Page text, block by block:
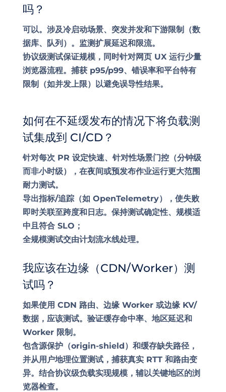
吗？
可以。涉及冷启动场景、突发并发和下游限制（数
据库、队列）。监测扩展延迟和限流。
协议级测试保证规模，同时针对网页 UX 运行少量
浏览器流程。捕获 p95/p99、错误率和平台特有
限制（如并发上限）以避免误导性结果。
如何在不延缓发布的情况下将负载测
试集成到 CI/CD？
针对每次 PR 设定快速、针对性场景门控（分钟级
而非小时级），在夜间或预发布作业运行更大范围
耐力测试。
导出指标/追踪（如 OpenTelemetry），使失败
即时关联至跨度和日志。保持测试确定性、规模适
中且符合 SLO；
全规模测试交由计划流水线处理。
我应该在边缘（CDN/Worker）测
试吗？
如果使用 CDN 路由、边缘 Worker 或边缘 KV/
数据，应该测试。验证缓存命中率、地区延迟和
Worker 限制。
包含源保护（origin-shield）和缓存缺失路径，
并从用户地理位置测试，捕获真实 RTT 和路由变
异。结合协议级负载实现规模，辅以关键地区的浏
览器检查。